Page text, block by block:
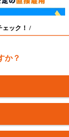
ェック！ /
か？